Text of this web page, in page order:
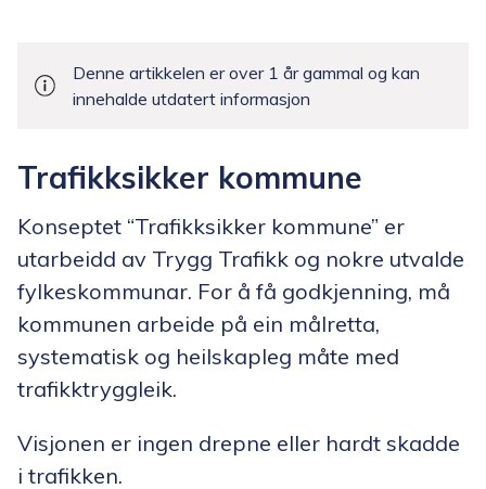
Denne artikkelen er over 1 år gammal og kan
innehalde utdatert informasjon
Trafikksikker kommune
Konseptet “Trafikksikker kommune” er
utarbeidd av Trygg Trafikk og nokre utvalde
fylkeskommunar. For å få godkjenning, må
kommunen arbeide på ein målretta,
systematisk og heilskapleg måte med
trafikktryggleik.
Visjonen er ingen drepne eller hardt skadde
i trafikken.